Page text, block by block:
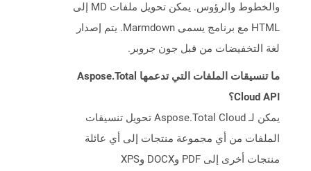
والخطوط والرؤوس. يمكن تحويل ملفات MD إلى
HTML مع برنامج يسمى Marmdown. يتم إصدار
لغة التخفيضات من قبل جون جروبر.
ما تنسيقات الملفات التي تدعمها Aspose.Total
Cloud API؟
يمكن لـ Aspose.Total Cloud تحويل تنسيقات
الملفات من أي مجموعة منتجات إلى أي عائلة
منتجات أخرى إلى PDF وDOCX وXPS